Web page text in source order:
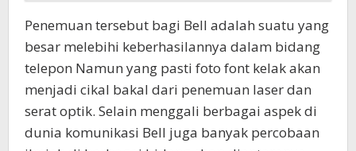
Penemuan tersebut bagi Bell adalah suatu yang
besar melebihi keberhasilannya dalam bidang
telepon Namun yang pasti foto font kelak akan
menjadi cikal bakal dari penemuan laser dan
serat optik. Selain menggali berbagai aspek di
dunia komunikasi Bell juga banyak percobaan